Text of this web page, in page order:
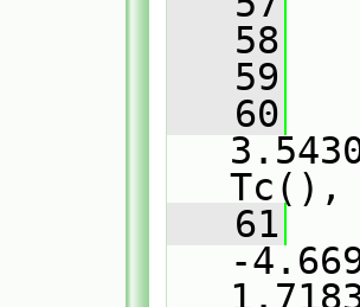
   58
   59
   60
Tc(),
   61
-